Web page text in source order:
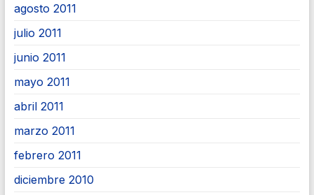
agosto 2011
julio 2011
junio 2011
mayo 2011
abril 2011
marzo 2011
febrero 2011
diciembre 2010